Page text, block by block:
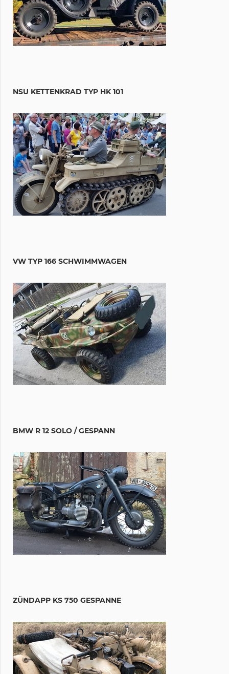
NSU KETTENKRAD TYP HK 101
VW TYP 166 SCHWIMMWAGEN
BMW R 12 SOLO / GESPANN
ZÜNDAPP KS 750 GESPANNE